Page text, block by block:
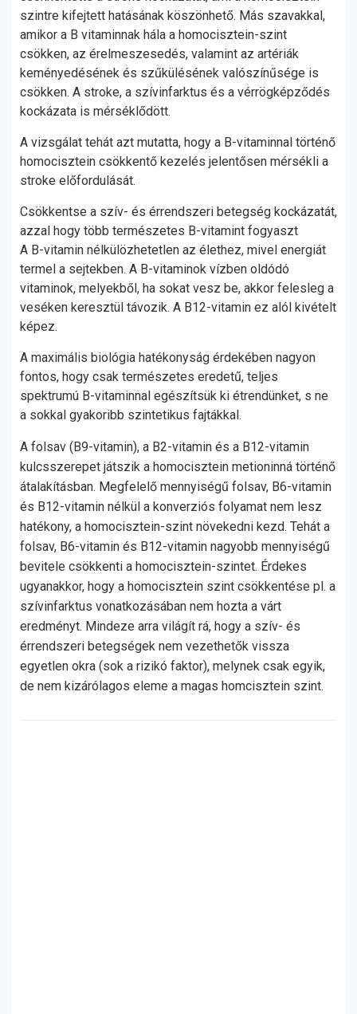
szintre kifejtett hatásának köszönhető. Más szavakkal,
amikor a B vitaminnak hála a homocisztein-szint
csökken, az érelmeszesedés, valamint az artériák
keményedésének és szűkülésének valószínűsége is
csökken. A stroke, a szívinfarktus és a vérrögképződés
kockázata is mérséklődött.
A vizsgálat tehát azt mutatta, hogy a B-vitaminnal történő
homocisztein csökkentő kezelés jelentősen mérsékli a
stroke előfordulását.
Csökkentse a szív- és érrendszeri betegség kockázatát,
azzal hogy több természetes B-vitamint fogyaszt
A B-vitamin nélkülözhetetlen az élethez, mivel energiát
termel a sejtekben. A B-vitaminok vízben oldódó
vitaminok, melyekből, ha sokat vesz be, akkor felesleg a
veséken keresztül távozik. A B12-vitamin ez alól kivételt
képez.
A maximális biológia hatékonyság érdekében nagyon
fontos, hogy csak természetes eredetű, teljes
spektrumú B-vitaminnal egészítsük ki étrendünket, s ne
a sokkal gyakoribb szintetikus fajtákkal.
A folsav (B9-vitamin), a B2-vitamin és a B12-vitamin
kulcsszerepet játszik a homocisztein metioninná történő
átalakításban. Megfelelő mennyiségű folsav, B6-vitamin
és B12-vitamin nélkül a konverziós folyamat nem lesz
hatékony, a homocisztein-szint növekedni kezd. Tehát a
folsav, B6-vitamin és B12-vitamin nagyobb mennyiségű
bevitele csökkenti a homocisztein-szintet. Érdekes
ugyanakkor, hogy a homocisztein szint csökkentése pl. a
szívinfarktus vonatkozásában nem hozta a várt
eredményt. Mindeze arra világít rá, hogy a szív- és
érrendszeri betegségek nem vezethetők vissza
egyetlen okra (sok a rizikó faktor), melynek csak egyik,
de nem kizárólagos eleme a magas homcisztein szint.